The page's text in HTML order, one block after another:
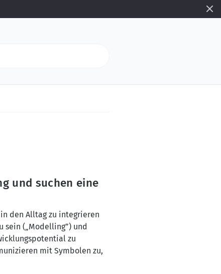
und suchen eine
den Alltag zu integrieren
sein („Modelling”) und
zu
mit Symbolen zu,